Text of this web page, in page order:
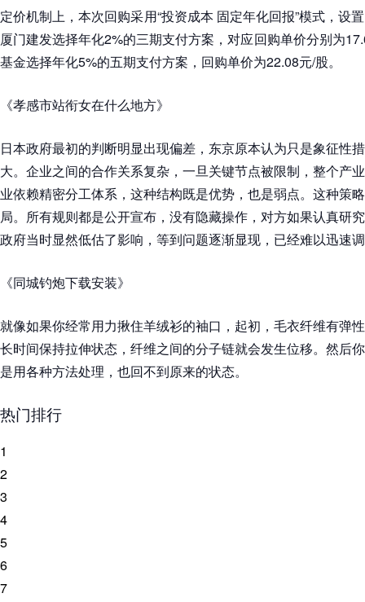
定价机制上，本次回购采用“投资成本 固定年化回报”模式，设
厦门建发选择年化2%的三期支付方案，对应回购单价分别为
基金选择年化5%的五期支付方案，回购单价为22.08元/股。
《孝感市站衔女在什么地方》
日本政府最初的判断明显出现偏差，东京原本认为只是象征性
大。企业之间的合作关系复杂，一旦关键节点被限制，整个产
业依赖精密分工体系，这种结构既是优势，也是弱点。这种策
局。所有规则都是公开宣布，没有隐藏操作，对方如果认真研
政府当时显然低估了影响，等到问题逐渐显现，已经难以迅速
《同城钓炮下载安装》
就像如果你经常用力揪住羊绒衫的袖口，起初，毛衣纤维有弹
长时间保持拉伸状态，纤维之间的分子链就会发生位移。然后
是用各种方法处理，也回不到原来的状态。
热门排行
1
2
3
4
5
6
7